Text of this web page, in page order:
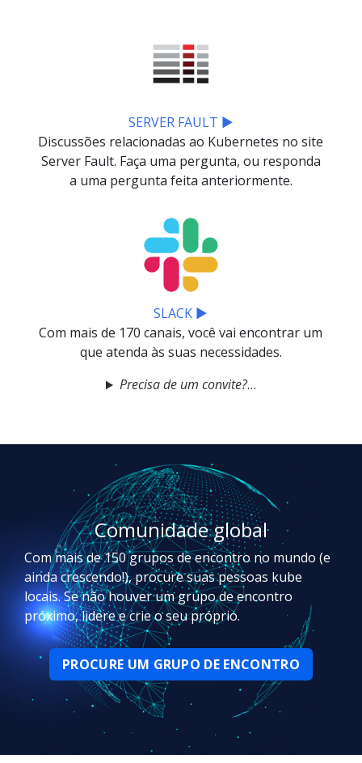
SERVER FAULT ▶
Discussões relacionadas ao Kubernetes no site
Server Fault. Faça uma pergunta, ou responda
a uma pergunta feita anteriormente.
SLACK ▶
Com mais de 170 canais, você vai encontrar um
que atenda às suas necessidades.
Precisa de um convite?
Comunidade global
Com mais de 150 grupos de encontro no mundo (e
ainda crescendo!), procure suas pessoas kube
locais. Se não houver um grupo de encontro
próximo, lidere e crie o seu próprio.
PROCURE UM GRUPO DE ENCONTRO